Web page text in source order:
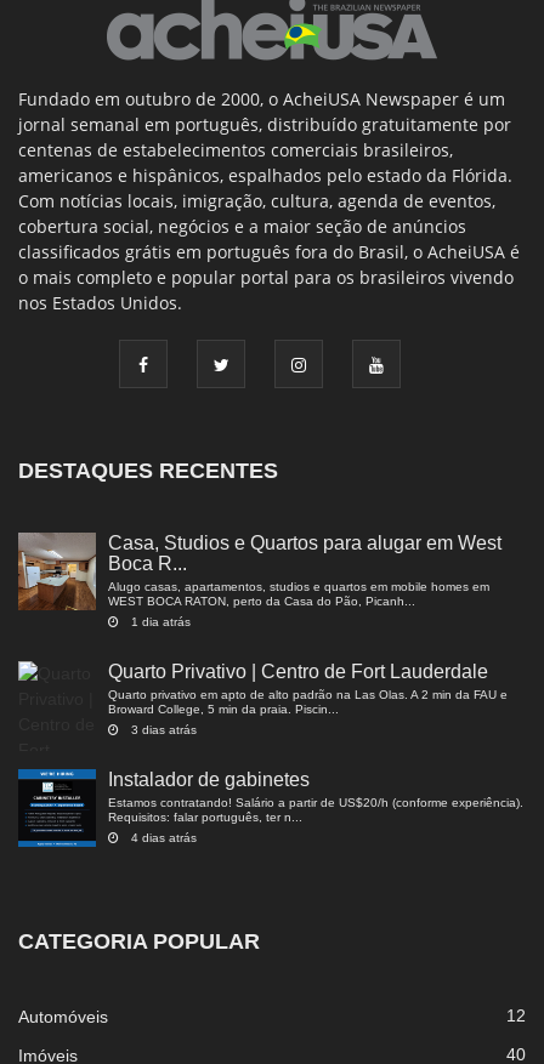
Fundado em outubro de 2000, o AcheiUSA Newspaper é um
jornal semanal em português, distribuído gratuitamente por
centenas de estabelecimentos comerciais brasileiros,
americanos e hispânicos, espalhados pelo estado da Flórida.
Com notícias locais, imigração, cultura, agenda de eventos,
cobertura social, negócios e a maior seção de anúncios
classificados grátis em português fora do Brasil, o AcheiUSA é
o mais completo e popular portal para os brasileiros vivendo
nos Estados Unidos.
DESTAQUES RECENTES
Casa, Studios e Quartos para alugar em West
Boca R...
Alugo casas, apartamentos, studios e quartos em mobile homes em
WEST BOCA RATON, perto da Casa do Pão, Picanh...
1 dia atrás
Quarto Privativo | Centro de Fort Lauderdale
Quarto privativo em apto de alto padrão na Las Olas. A 2 min da FAU e
Broward College, 5 min da praia. Piscin...
3 dias atrás
Instalador de gabinetes
Estamos contratando! Salário a partir de US$20/h (conforme experiência).
Requisitos: falar português, ter n...
4 dias atrás
CATEGORIA POPULAR
Automóveis 12
Imóveis 40